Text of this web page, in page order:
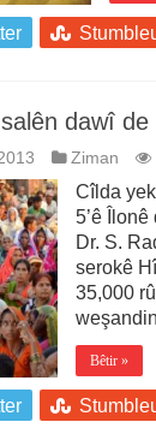
dawî de
Ziman
Cîlda
5’ê
Dr. S.
serokê
35,000
Bêtir »